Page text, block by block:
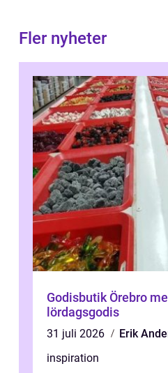
Fler nyheter
Godisbutik Örebro mer än bara
lördagsgodis
31 juli 2026
Erik
inspiration